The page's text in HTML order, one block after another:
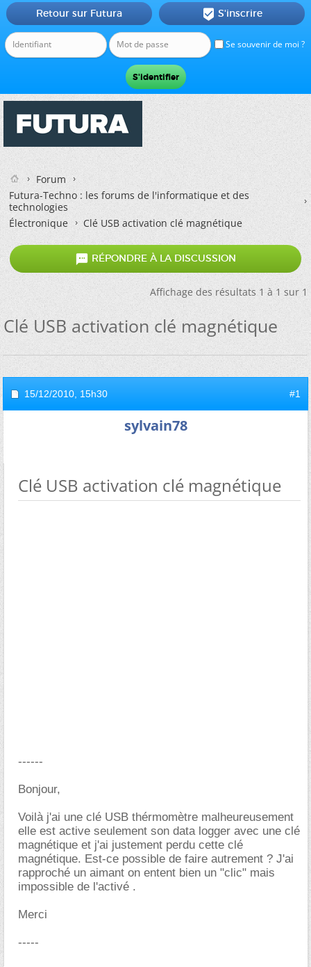
Se souvenir de moi ?
Retour sur Futura  S'inscrire
Forum
Futura-Techno : les forums de l'informatique et des
technologies
Électronique
Clé USB activation clé magnétique
 RÉPONDRE À LA DISCUSSION
Affichage des résultats 1 à 1 sur 1
Clé USB activation clé magnétique
15/12/2010, 15h30 #1
sylvain78
Clé USB activation clé magnétique
------
Bonjour,
Voilà j'ai une clé USB thérmomètre malheureusement
elle est active seulement son data logger avec une clé
magnétique et j'ai justement perdu cette clé
magnétique. Est-ce possible de faire autrement ? J'ai
rapproché un aimant on entent bien un "clic" mais
impossible de l'activé .
Merci
-----